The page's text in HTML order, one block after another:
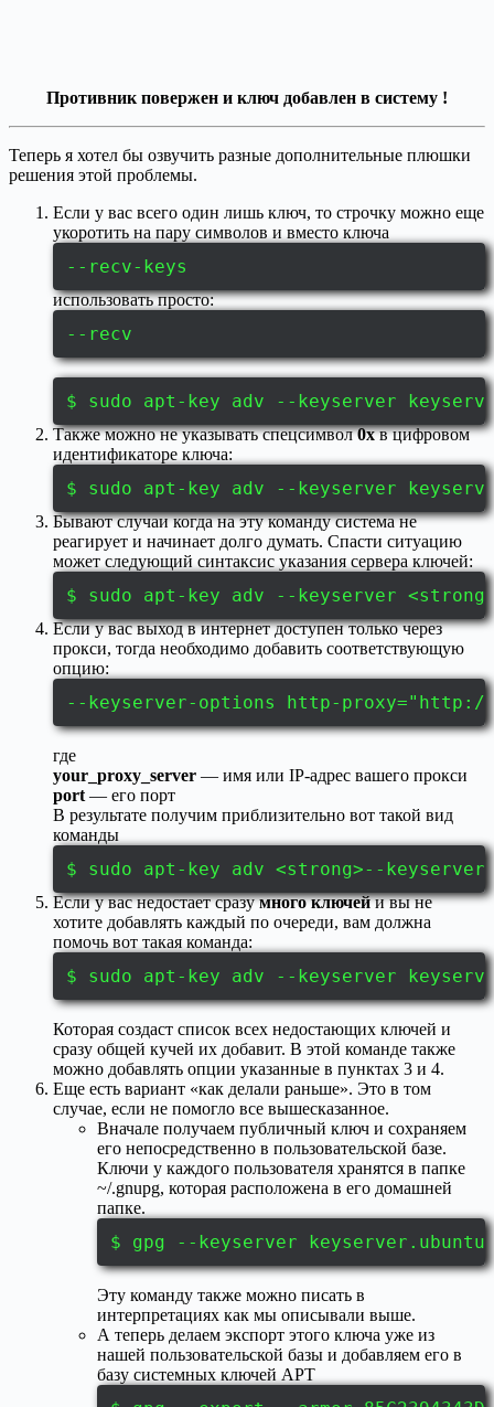
Противник повержен и ключ добавлен в систему !
Теперь я хотел бы озвучить разные дополнительные плюшки
решения этой проблемы.
Если у вас всего один лишь ключ, то строчку можно еще
укоротить на пару символов и вместо ключа
--recv-keys
использовать просто:
--recv
$ sudo apt-key adv --keyserver
Также можно не указывать спецсимвол0xв цифровом
идентификаторе ключа:
$ sudo apt-key adv --keyserver
Бывают случаи когда на эту команду система не
реагирует и начинает долго думать. Спасти ситуацию
может следующий синтаксис указания сервера ключей:
$ sudo apt-key adv --keyserver
Если у вас выход в интернет доступен только через
прокси, тогда необходимо добавить соответствующую
опцию:
--keyserver-options http-
где
your_proxy_server — имя или IP-адрес вашего прокси
port — его порт
В результате получим приблизительно вот такой вид
команды
$ sudo apt-key adv <strong>--
Если у вас недостает сразумного ключейи вы не
хотите добавлять каждый по очереди, вам должна
помочь вот такая команда:
$ sudo apt-key adv --keyserver
Которая создаст список всех недостающих ключей и
сразу общей кучей их добавит. В этой команде также
можно добавлять опции указанные в пунктах 3 и 4.
Еще есть вариант «как делали раньше». Это в том
случае, если не помогло все вышесказанное.
Вначале получаем публичный ключ и сохраняем
его непосредственно в пользовательской базе.
Ключи у каждого пользователя хранятся в папке
~/.gnupg, которая расположена в его домашней
папке.
$ gpg --keyserver
Эту команду также можно писать в
интерпретациях как мы описывали выше.
А теперь делаем экспорт этого ключа уже из
нашей пользовательской базы и добавляем его в
базу системных ключей APT